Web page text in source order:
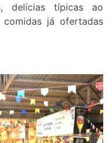
delícias típicas ao
já ofertadas